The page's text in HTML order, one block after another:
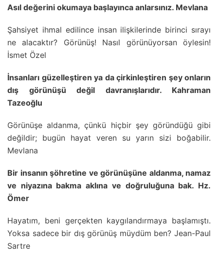
Asıl değerini okumaya başlayınca anlarsınız. Mevlana
Şahsiyet ihmal edilince insan ilişkilerinde birinci sırayı
ne alacaktır? Görünüş! Nasıl görünüyorsan öylesin!
İsmet Özel
İnsanları güzelleştiren ya da çirkinleştiren şey onların
dış görünüşü değil davranışlarıdır. Kahraman
Tazeoğlu
Görünüşe aldanma, çünkü hiçbir şey göründüğü gibi
değildir; bugün hayat veren su yarın sizi boğabilir.
Mevlana
Bir insanın şöhretine ve görünüşüne aldanma, namaz
ve niyazına bakma aklına ve doğruluğuna bak. Hz.
Ömer
Hayatım, beni gerçekten kaygılandırmaya başlamıştı.
Yoksa sadece bir dış görünüş müydüm ben? Jean-Paul
Sartre